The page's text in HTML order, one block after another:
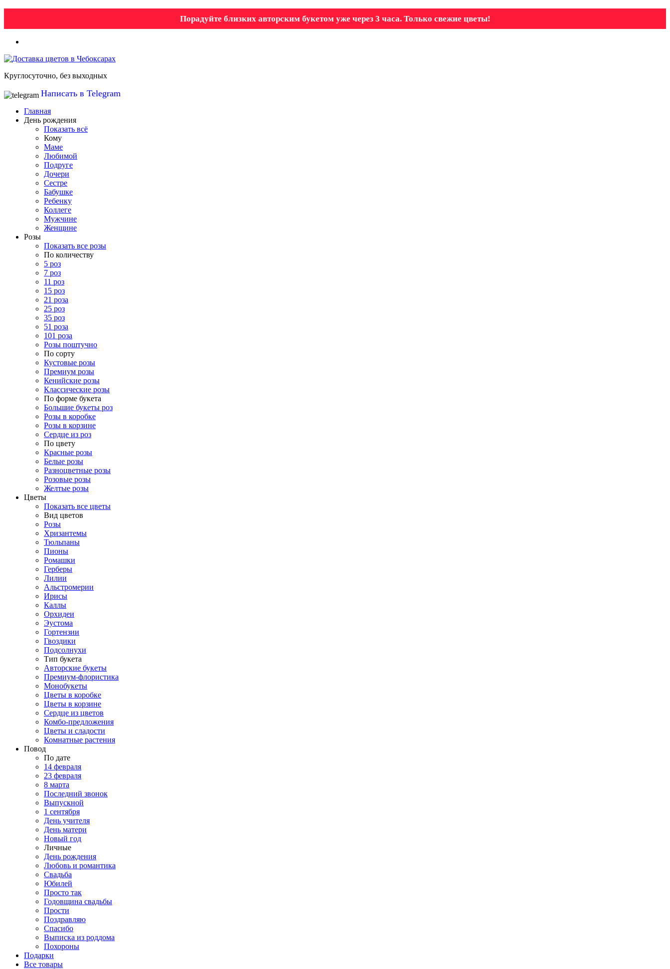
Порадуйте близких авторским букетом уже через 3 часа. Только свежие цветы!
Круглосуточно, без выходных
Написать в Telegram
Главная
День рождения
Показать всё
Кому
Маме
Любимой
Подруге
Дочери
Сестре
Бабушке
Ребенку
Коллеге
Мужчине
Женщине
Розы
Показать все розы
По количеству
5 роз
7 роз
11 роз
15 роз
21 роза
25 роз
35 роз
51 роза
101 роза
Розы поштучно
По сорту
Кустовые розы
Премиум розы
Кенийские розы
Классические розы
По форме букета
Большие букеты роз
Розы в коробке
Розы в корзине
Сердце из роз
По цвету
Красные розы
Белые розы
Разноцветные розы
Розовые розы
Желтые розы
Цветы
Показать все цветы
Вид цветов
Розы
Хризантемы
Тюльпаны
Пионы
Ромашки
Герберы
Лилии
Альстромерии
Ирисы
Каллы
Орхидеи
Эустома
Гортензии
Гвоздики
Подсолнухи
Тип букета
Авторские букеты
Премиум-флористика
Монобукеты
Цветы в коробке
Цветы в корзине
Сердце из цветов
Комбо-предложения
Цветы и сладости
Комнатные растения
Повод
По дате
14 февраля
23 февраля
8 марта
Последний звонок
Выпускной
1 сентября
День учителя
День матери
Новый год
Личные
День рождения
Любовь и романтика
Свадьба
Юбилей
Просто так
Годовщина свадьбы
Прости
Поздравляю
Спасибо
Выписка из роддома
Похороны
Подарки
Все товары